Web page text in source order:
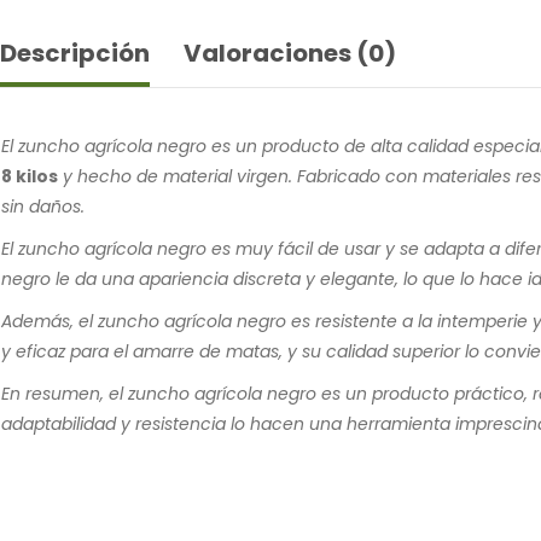
Descripción Valoraciones (0)
El zuncho agrícola negro es un producto de alta calidad
8 kilos y hecho de material virgen. Fabricado con materiales
sin daños.
El zuncho agrícola negro es muy fácil de usar y se adapta a
negro le da una apariencia discreta y elegante, lo que lo hace
Además, el zuncho agrícola negro es resistente a la
y eficaz para el amarre de matas, y su calidad superior lo
En resumen, el zuncho agrícola negro es un producto
adaptabilidad y resistencia lo hacen una herramienta